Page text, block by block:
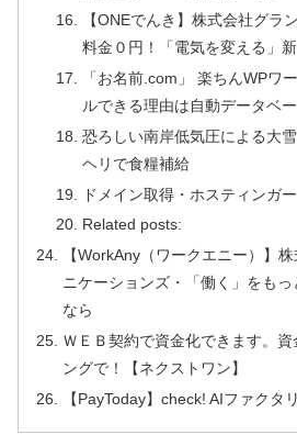
【ONEでんき】株式会社グラ
料金０円！「電気を変える」
「お名前.com」 楽ちんWPワ
ルできる理由は自動データベ
恐ろしい南岸低気圧による大
ヘリで食糧補給
ドメイン取得・ホスティンガ
Related posts:
【WorkAny（ワークエニー）】
ニケーションズ・「働く」をも
なら
ＷＥＢ契約で資金化できます。資
ングで！【ネクストワン】
【PayToday】check! AIファクタ